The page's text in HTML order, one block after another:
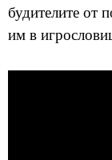
будителите от
им в